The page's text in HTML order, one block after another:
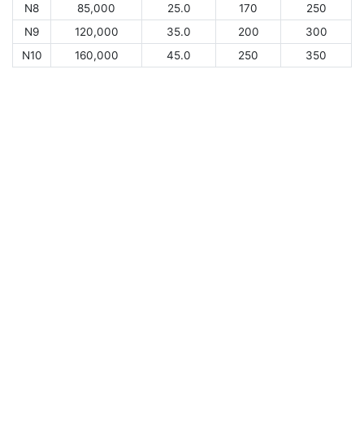
N8
85,000 25.0 170
250
N9
120,000 35.0 200
300
N10
160,000 45.0 250 350